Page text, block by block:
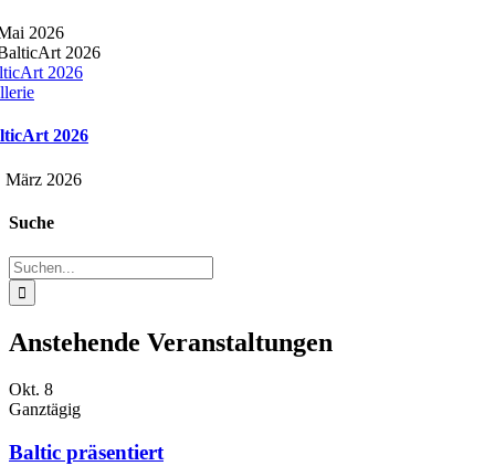
2026
2026
2026
März 2026
Suche
Suche
nach:
Anstehende Veranstaltungen
Okt. 8
Ganztägig
Baltic präsentiert